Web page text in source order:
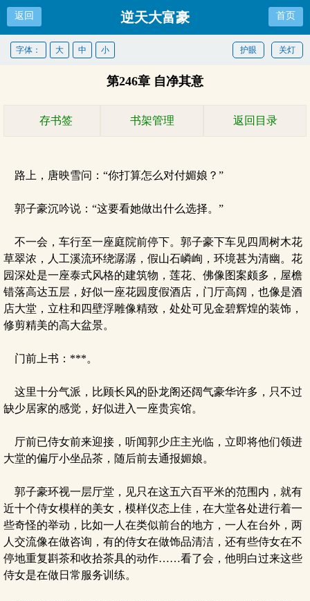
返回 逆天大富豪 首页
关灯
护眼
字体： 大 中 小
第246章 自净其意
存书签 书架管理 返回目录
路上，唐映雪问：“你打算怎么对付媚娘？”
郭子豪沉吟说：“这要看她做出什么选择。”
不一会，车行至一座庭院前停下。郭子豪下车见四周树木花
草翠浓，人工溪流环绕潺潺，假山石嶙峋，环境甚为清幽。花
园深处是一座泰式风格的建筑物，莲花、佛像图案颇多，屋檐
错落高达五层，好似一座花园度假酒店，门厅高阔，也像是酒
店大堂，立柱和四壁浮雕像精致，处处可见金碧辉煌的装饰，
修剪精美的高大盆景。
门前上书：***。
这里十分气派，比顾长风的卧龙阁还阔气豪华许多，只不过
缺少居家的感觉，好似进入一座贵宾馆。
厅前已侍女前来迎接，听闻郭少庄主光临，立即将他们领进
大堂的偏厅小坐品茶，随后前去通报媚娘。
郭子豪环视一层厅堂，见只在这五六百平米的范围内，就有
近十个侍女模样的美女，模样仪态上佳，在大堂各处进行着一
些奇怪的举动，比如一人在类似前台的地方，一人在台外，两
人交流像在做咨询，有的侍女在做饰品清洁，还有些侍女在不
停地重复斟茶和收拾茶具的动作……看了会，他明白过来这些
侍女是在做日常服务训练。